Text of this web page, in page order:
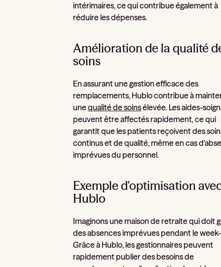
intérimaires, ce qui contribue également à
réduire les dépenses.
Amélioration de la qualité
soins
En assurant une gestion efficace des
remplacements, Hublo contribue à
unequalité de soinsélevée. Les aides-
peuvent être affectés rapidement, ce qui
garantit que les patients reçoivent des
continus et de qualité, même en cas
imprévues du personnel.
Exemple d'optimisation
Hublo
Imaginons une maison de retraite qui doit
des absences imprévues pendant le
Grâce à Hublo, les gestionnaires peuvent
rapidement publier des besoins de